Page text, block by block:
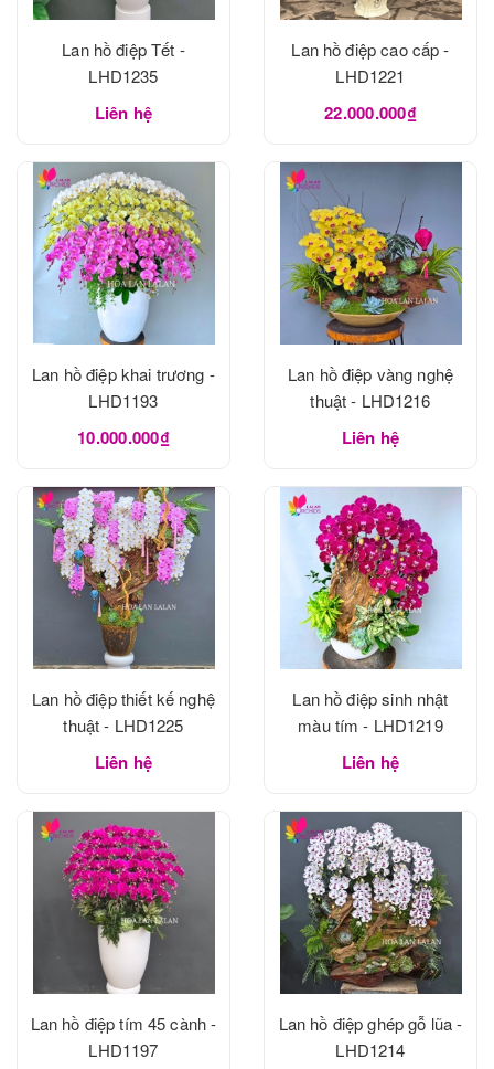
Lan hồ điệp Tết -
LHD1235
Liên hệ
Lan hồ điệp cao cấp -
LHD1221
22.000.000₫
Lan hồ điệp khai trương -
LHD1193
10.000.000₫
Lan hồ điệp vàng nghệ
thuật - LHD1216
Liên hệ
Lan hồ điệp thiết kế nghệ
thuật - LHD1225
Liên hệ
Lan hồ điệp sinh nhật
màu tím - LHD1219
Liên hệ
Lan hồ điệp tím 45 cành -
LHD1197
Lan hồ điệp ghép gỗ lũa -
LHD1214